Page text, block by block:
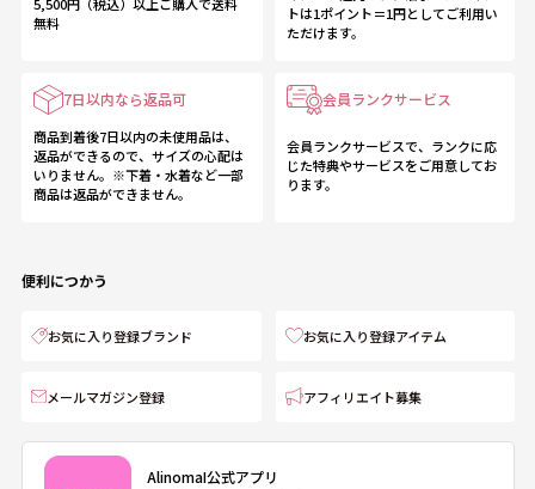
無料
トは1ポイント＝1円としてご利用い
ただけます。
7日以内なら返品可
商品到着後7日以内の未使用品は、
返品ができるので、サイズの心配は
いりません。※下着・水着など一部
商品は返品ができません。
会員ランクサービス
会員ランクサービスで、ランクに応
じた特典やサービスをご用意してお
ります。
便利につかう
お気に入り登録ブランド お気に入り登録アイテム
メールマガジン登録 アフィリエイト募集
AlinomaI公式アプリ